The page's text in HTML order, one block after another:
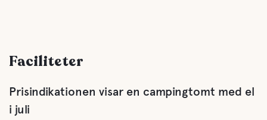
Faciliteter
Prisindikationen visar en campingtomt med el
i juli